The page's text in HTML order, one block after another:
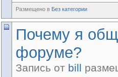
Размещено в Без категории
Почему я
форуме?
Запись от bill